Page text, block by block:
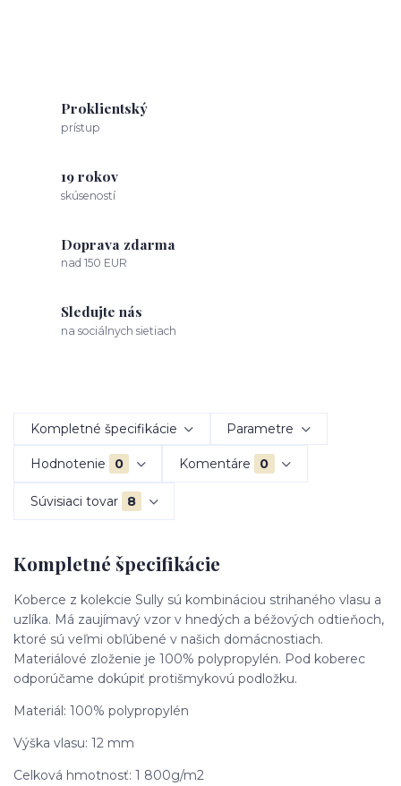
Proklientský
prístup
19 rokov
skúseností
Doprava zdarma
nad 150 EUR
Sledujte nás
na sociálnych sietiach
Kompletné špecifikácie Parametre
Hodnotenie 0 Komentáre 0
Súvisiaci tovar 8
Kompletné špecifikácie
Koberce z kolekcie Sully sú kombináciou strihaného vlasu a
uzlíka. Má zaujímavý vzor v hnedých a béžových odtieňoch,
ktoré sú veľmi obľúbené v našich domácnostiach.
Materiálové zloženie je 100% polypropylén. Pod koberec
odporúčame dokúpiť protišmykovú podložku.
Materiál: 100% polypropylén
Výška vlasu: 12 mm
Celková hmotnosť: 1 800g/m2